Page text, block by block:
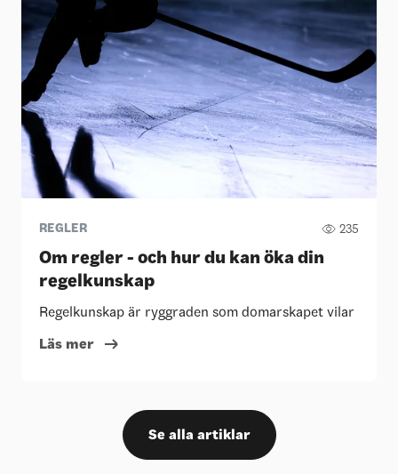
REGLER 235
Om regler - och hur du kan öka din
regelkunskap
Regelkunskap är ryggraden som domarskapet vilar på.
Läs mer
Se alla artiklar